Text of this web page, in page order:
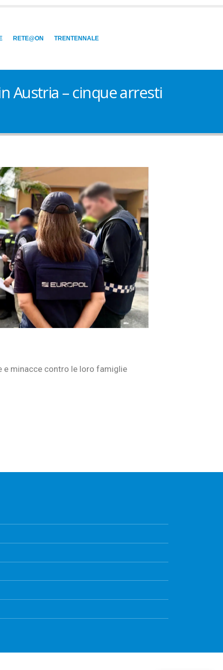
RETE@ON TRENTENNALE
Austria – cinque arresti
e minacce contro le loro famiglie